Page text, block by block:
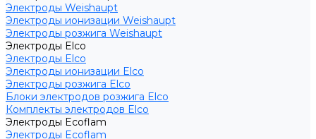
Электроды Weishaupt
Электроды ионизации Weishaupt
Электроды розжига Weishaupt
Электроды Elco
Электроды Elco
Электроды ионизации Elco
Электроды розжига Elco
Блоки электродов розжига Elco
Комплекты электродов Elco
Электроды Ecoflam
Электроды Ecoflam